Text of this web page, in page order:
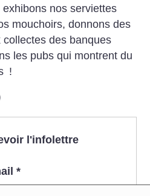
nos serviettes
mouchoirs, donnons des
collectes des banques
les pubs qui montrent du
!
l'infolettre
*